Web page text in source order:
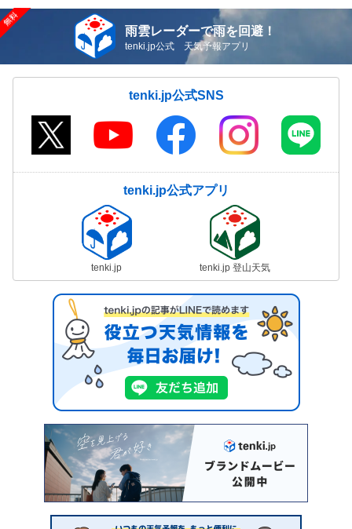
雨雲レーダーで雨を回避！
tenki.jp公式 天気予報アプリ
tenki.jp公式SNS
tenki.jp公式アプリ
tenki.jp tenki.jp 登山天気